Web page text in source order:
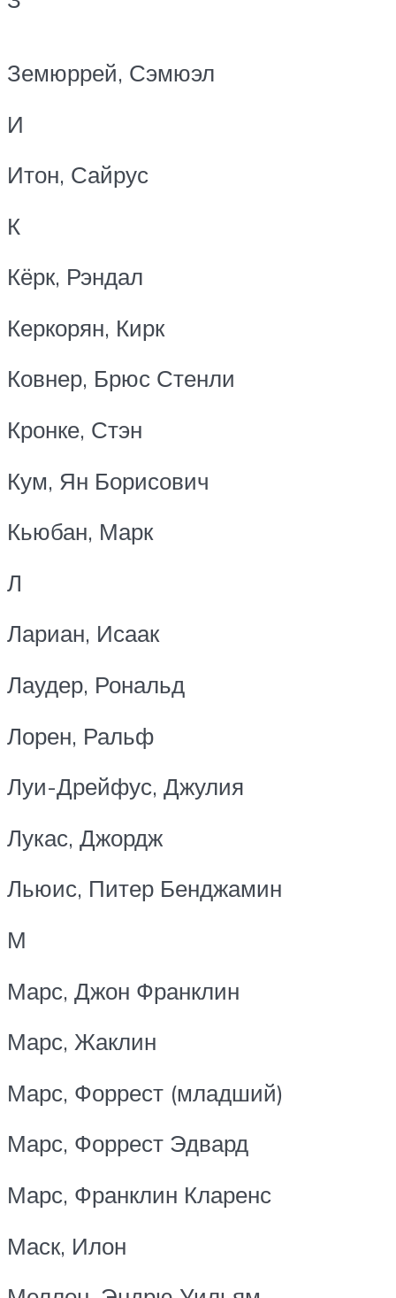
Земюррей, Сэмюэл
И
Итон, Сайрус
К
Кёрк, Рэндал
Керкорян, Кирк
Ковнер, Брюс Стенли
Кронке, Стэн
Кум, Ян Борисович
Кьюбан, Марк
Л
Лариан, Исаак
Лаудер, Рональд
Лорен, Ральф
Луи-Дрейфус, Джулия
Лукас, Джордж
Льюис, Питер Бенджамин
М
Марс, Джон Франклин
Марс, Жаклин
Марс, Форрест (младший)
Марс, Форрест Эдвард
Марс, Франклин Кларенс
Маск, Илон